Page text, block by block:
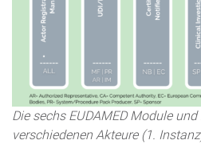
Die sechs EUDAMED Module
verschiedenen Akteure (1.